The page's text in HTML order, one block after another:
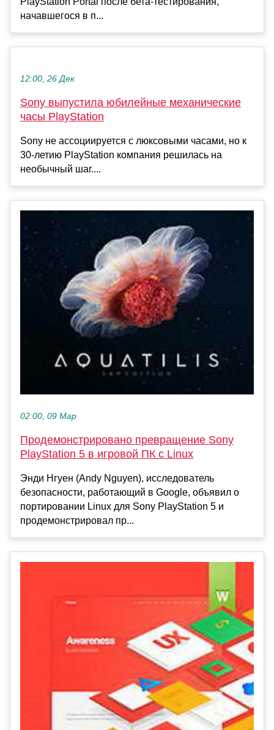
начавшегося в п...
12:00, 26 Дек
Sony выпустила юбилейные механические
часы PlayStation
Sony не ассоциируется с люксовыми часами, но к
30-летию PlayStation компания решилась на
необычный шаг....
02:00, 09 Мар
Продемонстрировано превращение Sony
PlayStation 5 в игровой ПК с Linux
Энди Нгуен (Andy Nguyen), исследователь
безопасности, работающий в Google, объявил о
портировании Linux для Sony PlayStation 5 и
продемонстрировал пр...